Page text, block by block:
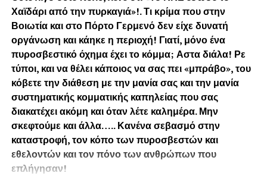
Χαϊδάρι από την πυρκαγιά»!. Τι κρίμα που στην
Βοιωτία και στο Πόρτο Γερμενό δεν είχε δυνατή
οργάνωση και κάηκε η περιοχή! Γιατί, μόνο ένα
πυροσβεστικό όχημα έχει το κόμμα; Αστα διάλα! Ρε
τύποι, και να θέλει κάποιος να σας πει «μπράβο», του
κόβετε την διάθεση με την μανία σας και την μανία
συστηματικής κομματικής καπηλείας που σας
διακατέχει ακόμη και όταν λέτε καλημέρα. Μην
σκεφτούμε και άλλα….. Κανένα σεβασμό στην
καταστροφή, τον κόπο των πυροσβεστών και
εθελοντών και τον πόνο των ανθρώπων που
επλήγησαν!